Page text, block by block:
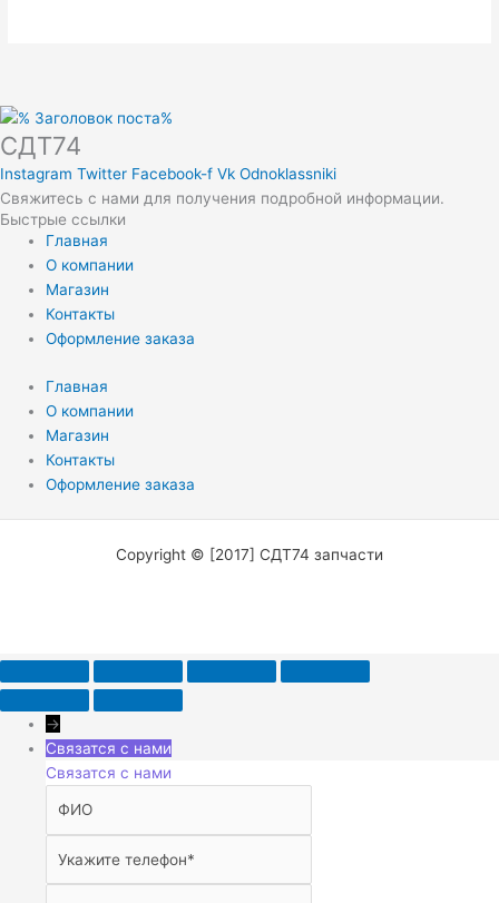
СДТ74
Instagram Twitter Facebook-f Vk Odnoklassniki
Свяжитесь с нами для получения подробной информации.
Быстрые ссылки
Главная
О компании
Магазин
Контакты
Оформление заказа
Главная
О компании
Магазин
Контакты
Оформление заказа
Copyright © [2017] СДТ74 запчасти
→
Связатся с нами
Связатся с нами